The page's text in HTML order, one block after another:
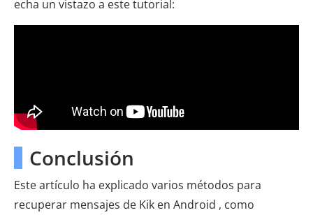
echa un vistazo a este tutorial:
Conclusión
Este artículo ha explicado varios métodos para
recuperar mensajes de Kik en Android , como